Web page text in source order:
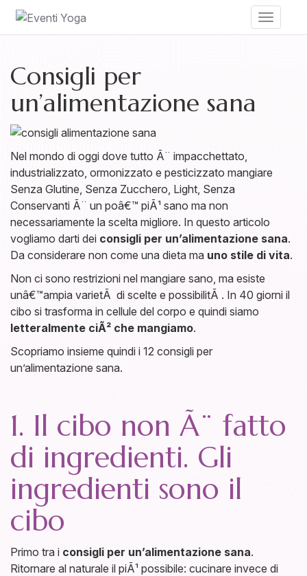
Toggle
Consigli per
un’alimentazione sana
Nel mondo di oggi dove tutto Ã¨ impacchettato,
industrializzato, ormonizzato e pesticizzato mangiare
Senza Glutine, Senza Zucchero, Light, Senza
Conservanti Ã¨ un poâ€™ piÃ¹ sano ma non
necessariamente la scelta migliore. In questo articolo
vogliamo darti dei consigli per un’alimentazione sana.
Da considerare non come una dieta ma uno stile di vita.
Non ci sono restrizioni nel mangiare sano, ma esiste
unâ€™ampia varietÃ di scelte e possibilitÃ . In 40 giorni il
cibo si trasforma in cellule del corpo e quindi siamo
letteralmente ciÃ² che mangiamo.
Scopriamo insieme quindi i 12 consigli per
un’alimentazione sana.
1. Il cibo non Ã¨ fatto
di ingredienti. Gli
ingredienti sono il
cibo
Primo tra i consigli per un’alimentazione sana.
Ritornare al naturale il piÃ¹ possibile: cucinare invece di